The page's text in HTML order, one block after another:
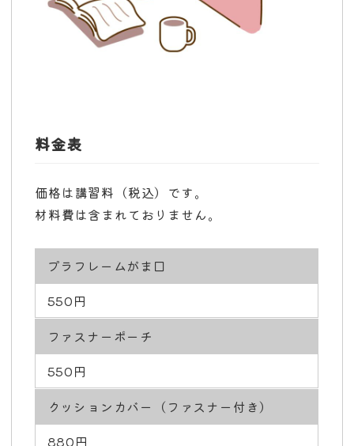
料金表
価格は講習料（税込）です。
材料費は含まれておりません。
プラフレームがま口
550円
ファスナーポーチ
550円
クッションカバー（ファスナー付き）
880円